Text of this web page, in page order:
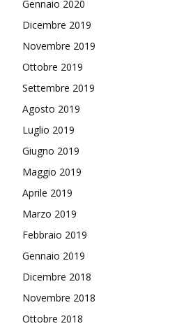
Gennaio 2020
Dicembre 2019
Novembre 2019
Ottobre 2019
Settembre 2019
Agosto 2019
Luglio 2019
Giugno 2019
Maggio 2019
Aprile 2019
Marzo 2019
Febbraio 2019
Gennaio 2019
Dicembre 2018
Novembre 2018
Ottobre 2018